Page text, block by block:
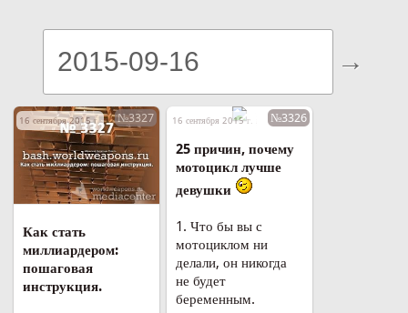
16 сентября 2015 г. в 22:57№3327
Как стать
миллиардером:
пошаговая
инструкция.
16 сентября 2015 г. в 22:49№3326
25 причин, почему
мотоцикл лучше
девушки
1. Что бы вы с
мотоциклом ни
делали, он никогда
не будет
беременным.